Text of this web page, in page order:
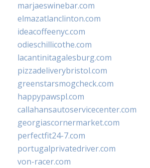
marjaeswinebar.com
elmazatlanclinton.com
ideacoffeenyc.com
odieschillicothe.com
lacantinitagalesburg.com
pizzadeliverybristol.com
greenstarsmogcheck.com
happypawspl.com
callahansautoservicecenter.com
georgiascornermarket.com
perfectfit24-7.com
portugalprivatedriver.com
von-racer.com